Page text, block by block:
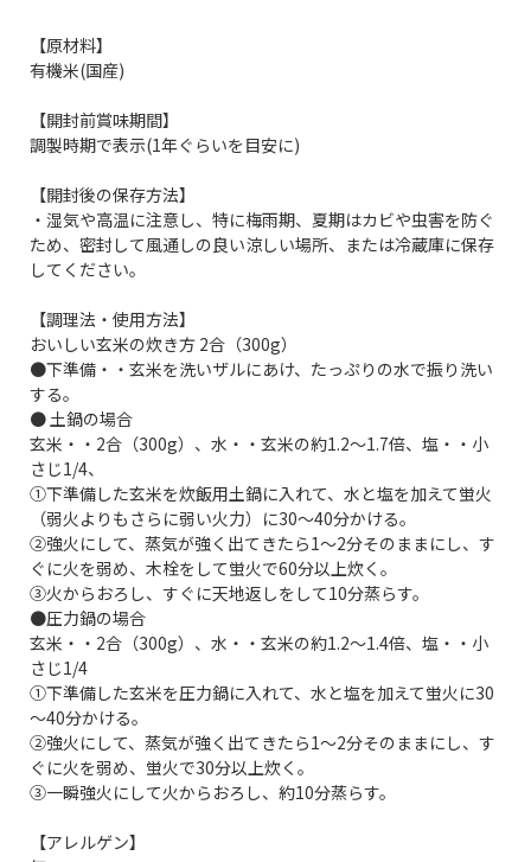
【原材料】
有機米(国産)
【開封前賞味期間】
調製時期で表示(1年ぐらいを目安に)
【開封後の保存方法】
・湿気や高温に注意し、特に梅雨期、夏期はカビや虫害を防ぐ
ため、密封して風通しの良い涼しい場所、または冷蔵庫に保存
してください。
【調理法・使用方法】
おいしい玄米の炊き方 2合（300g）
●下準備・・玄米を洗いザルにあけ、たっぷりの水で振り洗い
する。
● 土鍋の場合
玄米・・2合（300g）、水・・玄米の約1.2～1.7倍、塩・・小
さじ1/4、
①下準備した玄米を炊飯用土鍋に入れて、水と塩を加えて蛍火
（弱火よりもさらに弱い火力）に30～40分かける。
②強火にして、蒸気が強く出てきたら1～2分そのままにし、す
ぐに火を弱め、木栓をして蛍火で60分以上炊く。
③火からおろし、すぐに天地返しをして10分蒸らす。
●圧力鍋の場合
玄米・・2合（300g）、水・・玄米の約1.2～1.4倍、塩・・小
さじ1/4
①下準備した玄米を圧力鍋に入れて、水と塩を加えて蛍火に30
～40分かける。
②強火にして、蒸気が強く出てきたら1～2分そのままにし、す
ぐに火を弱め、蛍火で30分以上炊く。
③一瞬強火にして火からおろし、約10分蒸らす。
【アレルゲン】